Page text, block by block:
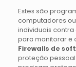
Estes são
computadores
individuais
para monitorar e
Firewalls de
proteção